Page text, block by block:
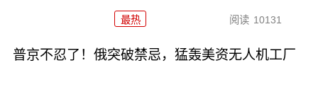
最热 阅读 10131
普京不忍了！俄突破禁忌，猛轰美资无人机工厂